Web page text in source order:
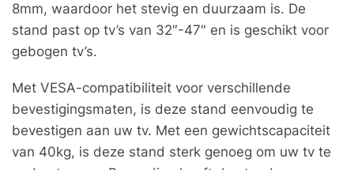
8mm, waardoor het stevig en duurzaam is. De
stand past op tv’s van 32″-47″ en is geschikt voor
gebogen tv’s.
Met VESA-compatibiliteit voor verschillende
bevestigingsmaten, is deze stand eenvoudig te
bevestigen aan uw tv. Met een gewichtscapaciteit
van 40kg, is deze stand sterk genoeg om uw tv te